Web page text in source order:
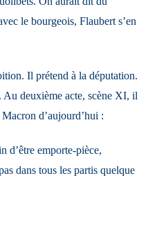
le bourgeois, Flaubert s’en
Il prétend à la députation.
Au deuxième acte, scène XI, il
d’aujourd’hui :
d’être emporte-pièce,
dans tous les partis quelque